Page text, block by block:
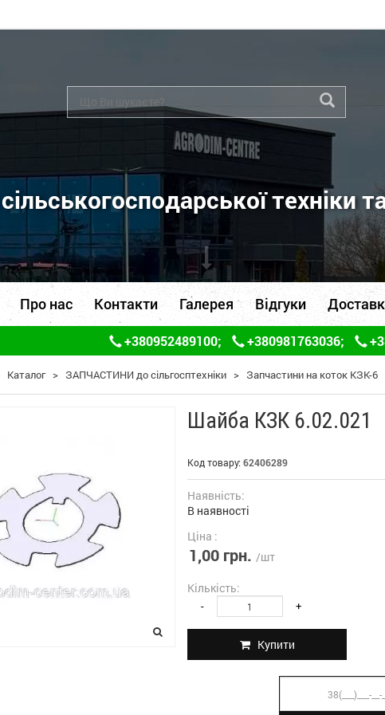
техніки
Про нас Контакти Галерея Відгуки
+380952489100; +380981763036;
Каталог > ЗАПЧАСТИНИ до сільгосптехніки > Запчастини на коток КЗК-6
Шайба КЗК 6.02.021
Код товару: 62406289
Наявність:
В наявності
Ціна :
1,00 грн. /шт
Кількість:
- +
Купити